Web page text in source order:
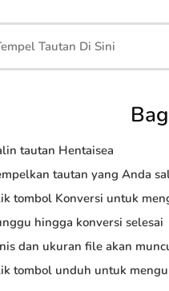
tautan Hentaisea
tautan yang Anda
tombol Konversi untuk
hingga konversi selesai
dan ukuran file akan
tombol unduh untuk